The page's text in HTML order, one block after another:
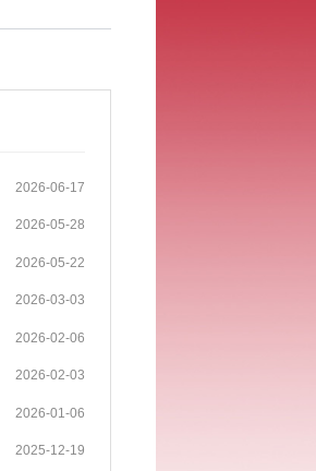
2026-06-17
2026-05-28
2026-05-22
2026-03-03
2026-02-06
2026-02-03
2026-01-06
2025-12-19